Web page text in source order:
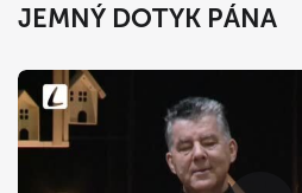
JEMNÝ DOTYK PÁNA